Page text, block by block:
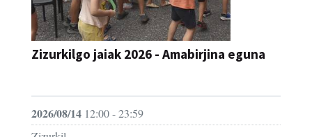
Zizurkilgo jaiak 2026 - Amabirjina eguna
2026/08/14 12:00 - 23:59